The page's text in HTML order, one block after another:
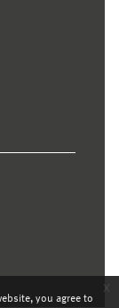
you agree to
x